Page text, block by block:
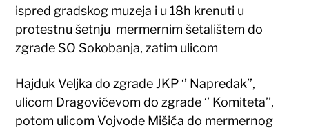
ispred gradskog muzeja i u 18h krenuti u
protestnu šetnju mermernim šetalištem do
zgrade SO Sokobanja, zatim ulicom
Hajduk Veljka do zgrade JKP ‘’ Napredak’’,
ulicom Dragovićevom do zgrade ‘’ Komiteta’’,
potom ulicom Vojvode Mišića do mermernog